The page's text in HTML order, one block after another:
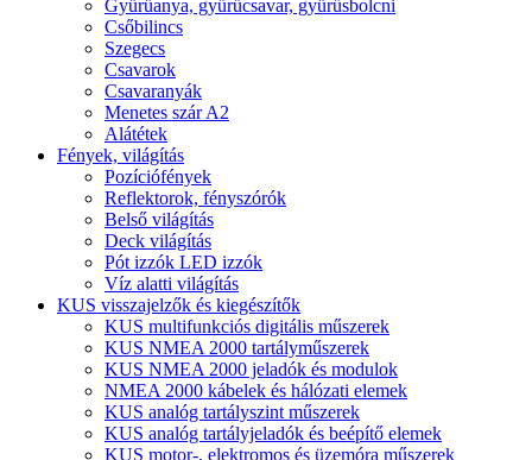
Gyűrűanya, gyűrűcsavar, gyűrűsbolcni
Csőbilincs
Szegecs
Csavarok
Csavaranyák
Menetes szár A2
Alátétek
Fények, világítás
Pozíciófények
Reflektorok, fényszórók
Belső világítás
Deck világítás
Pót izzók LED izzók
Víz alatti világítás
KUS visszajelzők és kiegészítők
KUS multifunkciós digitális műszerek
KUS NMEA 2000 tartályműszerek
KUS NMEA 2000 jeladók és modulok
NMEA 2000 kábelek és hálózati elemek
KUS analóg tartályszint műszerek
KUS analóg tartályjeladók és beépítő elemek
KUS motor-, elektromos és üzemóra műszerek